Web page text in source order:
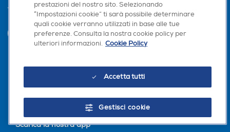
Trova negozio
INVIA
Scarica la nostra app
prestazioni del nostro sito. Selezionando
“Impostazioni cookie” ti sarà possibile determinare
quali cookie verranno utilizzati in base alle tue
preferenze. Consulta la nostra cookie policy per
ulteriori informazioni. Cookie Policy
Accetta tutti
Gestisci cookie